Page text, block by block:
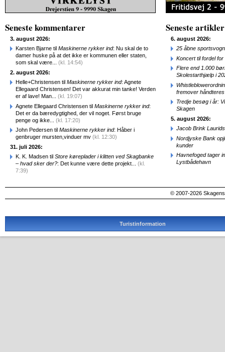
Seneste kommentarer
3. august 2026:
Karsten Bjarne til Maskinerne rykker ind: Nu skal de to
damer huske på at det ikke er kommunen eller staten,
som skal være... (kl. 14:54)
2. august 2026:
Helle+Christensen til Maskinerne rykker ind: Agnete
Ellegaard Christensen! Det var akkurat min tanke! Verden
er af lave! Man... (kl. 19:07)
Agnete Ellegaard Christensen til Maskinerne rykker ind:
Det er da bæredygtighed, der vil noget. Først bruge
penge og ikke... (kl. 17:20)
John Pedersen til Maskinerne rykker ind: Håber i
genbruger mursten,vinduer mv (kl. 12:30)
31. juli 2026:
K. K. Madsen til Store køreplader i klitten ved Skagbanke
– hvad sker der?: Det kunne være dette projekt... (kl.
7:39)
Seneste artikler
6. august 2026:
25 åbne
Koncert til fordel
Flere end 1.000
Skolestarthjælp i
fremover
Tredje besøg i år:
Skagen
5. august 2026:
Jacob Brink
Nordjyske Bank
kunder
Havnefoged tager
Lystbådehavn
© 2007-2026
Turistinformation